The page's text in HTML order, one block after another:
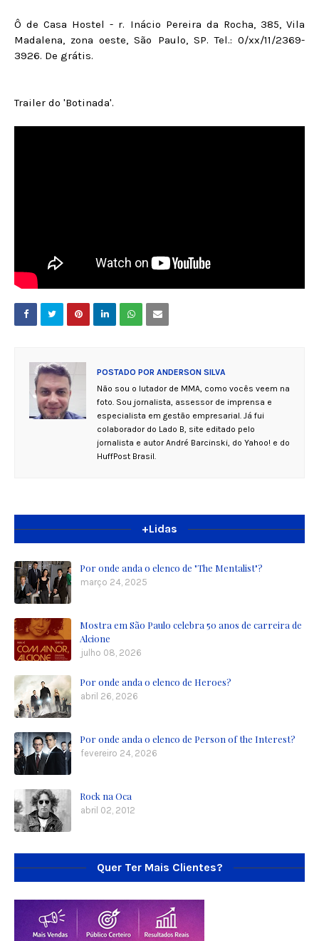
Ô de Casa Hostel - r. Inácio Pereira da Rocha, 385, Vila
Madalena, zona oeste, São Paulo, SP. Tel.: 0/xx/11/2369-
3926. De grátis.
Trailer do 'Botinada'.
POSTADO POR ANDERSON SILVA
Não sou o lutador de MMA, como vocês veem na
foto. Sou jornalista, assessor de imprensa e
especialista em gestão empresarial. Já fui
colaborador do Lado B, site editado pelo
jornalista e autor André Barcinski, do Yahoo! e do
HuffPost Brasil.
+Lidas
Por onde anda o elenco de "The Mentalist"?
março 24, 2025
Mostra em São Paulo celebra 50 anos de carreira de
Alcione
julho 08, 2026
Por onde anda o elenco de Heroes?
abril 26, 2026
Por onde anda o elenco de Person of the Interest?
fevereiro 24, 2026
Rock na Oca
abril 02, 2012
Quer Ter Mais Clientes?